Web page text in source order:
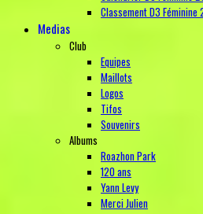
Classement D3
Medias
Club
Equipes
Maillots
Logos
Tifos
Souvenirs
Albums
Roazhon Park
120 ans
Yann Levy
Merci Julien